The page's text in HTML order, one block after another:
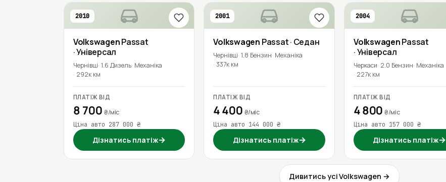
2010
VolkswagenPassat
· Універсал
Чернівці 1.6 Дизель Механіка
292к км
ПЛАТІЖ ВІД
8 700₴/міс
Ціна авто 287 000 ₴
Дізнатись платіж→
2001
Volkswagen Passat· Седан
Чернівці 1.8 Бензин Механіка
337к км
ПЛАТІЖ ВІД
4 400 ₴/міс
Ціна авто 144 000 ₴
Дізнатись платіж→
2004
VolkswagenPassat
· Універсал
Черкаси 2.0 Бензин Механіка
227к км
ПЛАТІЖ ВІД
4 800₴/міс
Ціна авто 157 000 ₴
Дізнатись платіж→
Дивитись усі Volkswagen →